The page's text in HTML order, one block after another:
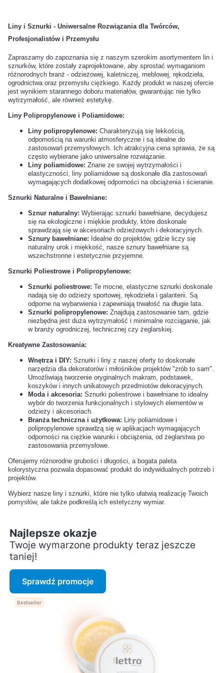
potrzebne do rozpoczęcia
pracy z taśmami nośnymi?
karabińczykiem, żeby było
Jakie elementy metalowe są
najbardziej odporne na
rdzę i ścieranie?
Czy akcesoria do
rękodzieła z metalu można
malować lub lakierować?
Jak rozpoznać wysokiej
jakości karabińczyk?
Czy można używać okuć
metalowych do produktów
tekstylnych?
Jak zabezpieczyć
końcówki taśmy po cięciu?
Jakie są najpopularniejsze
kolory okuć do wyrobów
Czy do zamocowania napy
wystarczy młotek?
Jakie rodzaje nitów są
najczęściej używane w
rękodziele?
Jakie akcesoria warto kupić
razem z nowymi butami?
Czy wszystkie sznurówki
pasują do każdego rodzaju
obuwia?
Jakie wkładki pomogą przy
Jak uratować
Czy można używać tego
samego impregnatu do
wszystkich butów?
Czy prawidła do butów
drewniane są lepsze od
plastikowych?
Jak przechowywać buty
sportowe po treningu?
Jak często wymieniać
sznurówki i wkładki?
materiałów syntetycznych?
pielęgnują skórzane buty
Czy mogę używać jednego
butów?
Jakie są objawy
Jak przywrócić kolor
wypłowiałym butom z
zamszu?
Czy można stosować
kosmetyki do skóry na
polecane do renowacji
starej skóry?
Czym różni się taśma
Jak dobrać szerokość
Liny i Sznurki - Uniwersalne Rozwiązania dla Twórców,
Profesjonalistów i Przemysłu
Zapraszamy do zapoznania się z naszym szerokim asortymentem lin i
sznurków, które zostały zaprojektowane, aby sprostać wymaganiom
różnorodnych branż - odzieżowej, kaletniczej, meblowej, rękodzieła,
ogrodnictwa oraz przemysłu ciężkiego. Każdy produkt w naszej ofercie
jest wynikiem starannego doboru materiałów, gwarantując nie tylko
wytrzymałość, ale również estetykę.
Liny Polipropylenowe i Poliamidowe:
Liny polipropylenowe: Charakteryzują się lekkością,
odpornością na warunki atmosferyczne i są idealne do
zastosowań przemysłowych. Ich atrakcyjna cena sprawia, że są
często wybierane jako uniwersalne rozwiązanie.
Liny poliamidowe: Znane ze swojej wytrzymałości i
elastyczności, liny poliamidowe są doskonałe dla zastosowań
wymagających dodatkowej odporności na obciążenia i ścieranie.
Sznurki Naturalne i Bawełniane:
Sznur naturalny: Wybierając sznurki bawełniane, decydujesz
się na ekologiczne i miękkie produkty, które doskonale
sprawdzają się w akcesoriach odzieżowych i dekoracyjnych.
Sznury bawełniane: Idealne do projektów, gdzie liczy się
naturalny urok i miękkość, nasze sznury bawełniane są
wszechstronne i estetycznie przyjemne.
Sznurki Poliestrowe i Polipropylenowe:
Sznurki poliestrowe: Te mocne, elastyczne sznurki doskonale
nadają się do odzieży sportowej, rękodzieła i galanterii. Są
odporne na wybarwienia i zapewniają trwałość na długie lata.
Sznurki polipropylenowe: Znajdują zastosowanie tam, gdzie
niezbędna jest duża wytrzymałość i minimalne rozciąganie, jak
w branży ogrodniczej, technicznej czy żeglarskiej.
Kreatywne Zastosowania:
Wnętrza i DIY: Sznurki i liny z naszej oferty to doskonałe
narzędzia dla dekoratorów i miłośników projektów "zrób to sam".
Umożliwiają tworzenie oryginalnych makram, podstawek,
koszyków i innych unikatowych przedmiotów dekoracyjnych.
Moda i akcesoria: Sznurki poliestrowe i bawełniane to idealny
wybór do tworzenia funkcjonalnych i stylowych elementów w
odzieży i akcesoriach.
Branża techniczna i użytkowa: Liny poliamidowe i
polipropylenowe sprawdzą się w aplikacjach wymagających
odporności na ciężkie warunki i obciążenia, od żeglarstwa po
zastosowania przemysłowe.
Oferujemy różnorodne grubości i długości, a bogata paleta
kolorystyczna pozwala dopasować produkt do indywidualnych potrzeb i
projektów.
Wybierz nasze liny i sznurki, które nie tylko ułatwią realizację Twoich
pomysłów, ale także podkreślą ich estetyczny wymiar.
Najlepsze okazje
Twoje wymarzone produkty teraz jeszcze
taniej!
Sprawdź promocje
Bestseller